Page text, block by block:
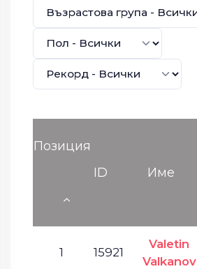
Позиция
ID
Име
1 15921
Valetin
Valkanov